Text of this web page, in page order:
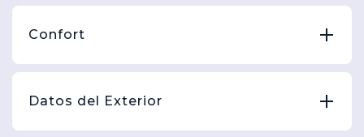
Confort
Datos del Exterior